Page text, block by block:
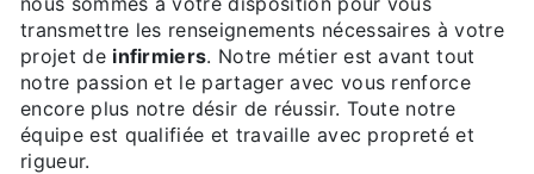
transmettre les renseignements nécessaires à votre
projet de infirmiers. Notre métier est avant tout
notre passion et le partager avec vous renforce
encore plus notre désir de réussir. Toute notre
équipe est qualifiée et travaille avec propreté et
rigueur.